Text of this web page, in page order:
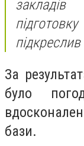
закладів
За
було
бази.